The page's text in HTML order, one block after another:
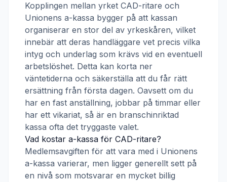
Kopplingen mellan yrket CAD-ritare och
Unionens a-kassa bygger på att kassan
organiserar en stor del av yrkeskåren, vilket
innebär att deras handläggare vet precis vilka
intyg och underlag som krävs vid en eventuell
arbetslöshet. Detta kan korta ner
väntetiderna och säkerställa att du får rätt
ersättning från första dagen. Oavsett om du
har en fast anställning, jobbar på timmar eller
har ett vikariat, så är en branschinriktad
kassa ofta det tryggaste valet.
Vad kostar a-kassa för CAD-ritare?
Medlemsavgiften för att vara med i Unionens
a-kassa varierar, men ligger generellt sett på
en nivå som motsvarar en mycket billig